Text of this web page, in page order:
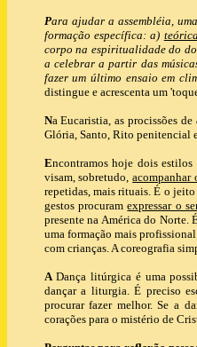
Para ajudar a assembléia,
formação específica: a) teórica
corpo na espiritualidade do
a celebrar a partir das
fazer um último ensaio em
distingue e acrescenta um
Na Eucaristia, as procissões de
Glória, Santo, Rito penitencial
Encontramos hoje dois
visam, sobretudo,acompanhar
repetidas, mais rituais. É o
gestos procuramexpressar o
presente na América do Norte.
uma formação mais
com crianças. A coreografia
ADança litúrgica é uma
dançar a liturgia. É preciso
procurar fazer melhor. Se a
corações para o mistério de